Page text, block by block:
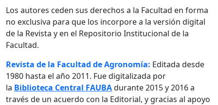
Los autores ceden sus derechos a la Facultad en forma
no exclusiva para que los incorpore a la versión digital
de la Revista y en el Repositorio Institucional de la
Facultad.
Revista de la Facultad de Agronomía: Editada desde
1980 hasta el año 2011. Fue digitalizada por
la Biblioteca Central FAUBAdurante 2015 y 2016 a
través de un acuerdo con la Editorial, y gracias al apoyo